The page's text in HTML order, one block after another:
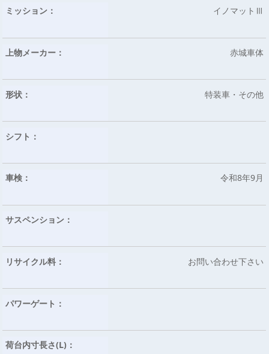
ミッション： イノマットⅢ
上物メーカー： 赤城車体
形状： 特装車・その他
シフト：
車検： 令和8年9月
サスペンション：
リサイクル料： お問い合わせ下さい
パワーゲート：
荷台内寸長さ(L)：